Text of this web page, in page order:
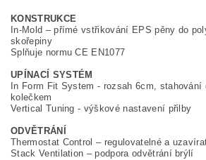
KONSTRUKCE
In-Mold – přímé vstřikování EPS pěny do
skořepiny
Splňuje normu CE EN1077
UPÍNACÍ SYSTÉM
In Form Fit System - rozsah 6cm, stahování
kolečkem
Vertical Tuning - výškové nastavení přilby
ODVĚTRÁNÍ
Thermostat Control – regulovatelné a
Stack Ventilation – podpora odvětrání brýlí